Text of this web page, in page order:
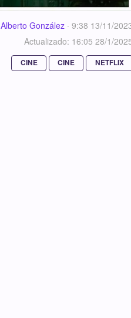
Alberto González · 9:38 13/11/
Actualizado: 16:05 28/1/
CINE CINE NETFLIX